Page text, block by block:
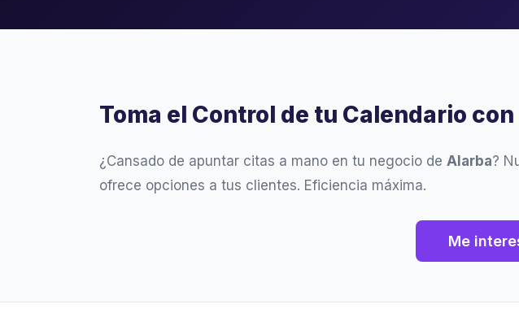
Toma el Control de tu Calendario
¿Cansado de apuntar citas a mano en tu negocio de Alarba?
ofrece opciones a tus clientes. Eficiencia máxima.
Me